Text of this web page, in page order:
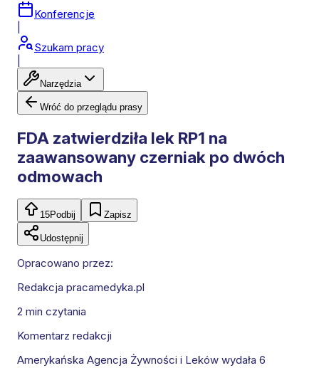
Konferencje
Szukam pracy
Narzędzia
Wróć do przeglądu prasy
FDA zatwierdziła lek RP1 na
zaawansowany czerniak po dwóch
odmowach
15Podbij Zapisz
Udostępnij
Opracowano przez:
Redakcja pracamedyka.pl
2 min czytania
Komentarz redakcji
Amerykańska Agencja Żywności i Leków wydała 6